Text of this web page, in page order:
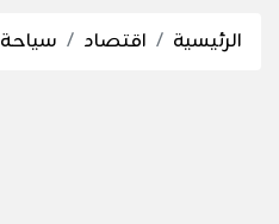
الرئيسية اقتصاد سياحة